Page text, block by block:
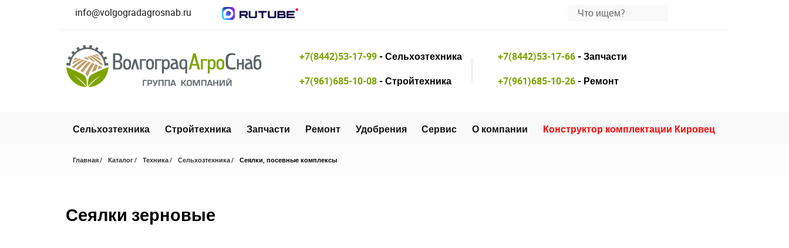
info@volgogradagrosnab.ru
+7(8442)53-17-99- Сельхозтехника
+7(961)685-10-08- Стройтехника
+7(8442)53-17-66- Запчасти
+7(961)685-10-26- Ремонт
Сельхозтехника Стройтехника Запчасти Ремонт Удобрения Сервис О компании Конструктор комплектации Кировец
Главная Каталог Техника Сельхозтехника Сеялки, посевные комплексы
Сеялки зерновые